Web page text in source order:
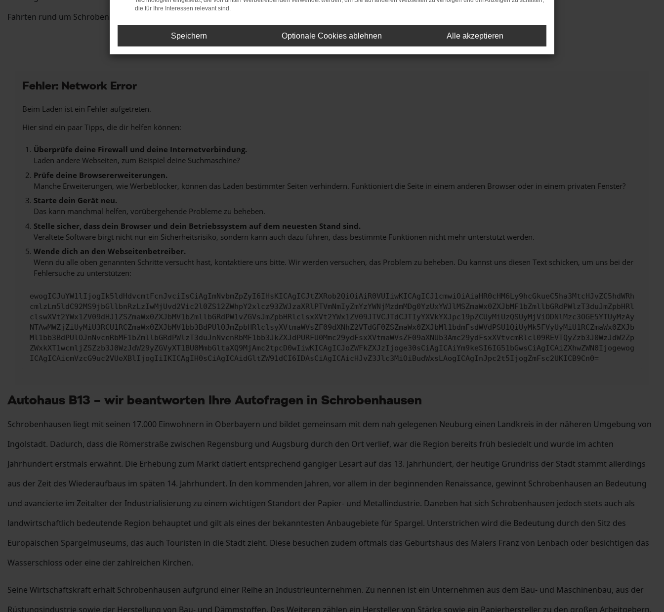
Fahrten rund um Schrobenhausen an einer ganzen Reihe von Extras, Assistenzsystemen und Sicherheitsfunktionen. Lassen Sie sich überzeugen.
Fehler: Network Error
Beim Laden ist ein Fehler aufgetreten.
Hier sind ein paar Tipps, die dir helfen können:
Überprüfe deine Firewall und deine Internetverbindung.
Laden andere Webseiten, zum Beispiel deine Suchmaschine?
Prüfe deine Browsererweiterungen.
Manche Erweiterungen, wie Werbeblocker, können das Laden bestimmter Seiten verhindern. Funktioniert die Seite in einem anderen Browser oder in einem privaten Fenster?
Starte dein Gerät neu.
Das kann manchmal helfen, vorübergehende Probleme zu beheben.
Stelle sicher, dass dein Browser und dein Betriebssystem auf dem neuesten Stand sind.
Veraltete Software birgt nicht nur ein Sicherheitsrisiko, sondern kann auch dazu führen, dass bestimmte Funktionen nicht mehr unterstützt werden.
Wende dich an den Webseitenbetreiber.
Wenn du alle oben genannten Schritte versucht hast, kontaktiere uns bitte. Wir werden versuchen, das Problem zu beheben. Du kannst uns diesen Text schicken, um uns bei der
Fehlersuche zu unterstützen:
ewogICJuYW1lIjogIk5ldHdvcmtFcnJvciIsCiAgImNvbmZpZyI6IHsKICAgICJtZXRob2QiOiAiR0VUIiwKICAgICJ1cmwiOiAiaHR0cHM6Ly9hcGkueC5ha3MtcHJvZC5hdWRh
cmlzLm5ldC92MS9jbGllbnRzLzIwMjUvd2Vic2l0ZS12ZWhpY2xlcz93ZWJzaXRlPTVmNmIyZmYzYWNjMzdmMDg0YzUxYWJlMSZmaWx0ZXJbMF1bZmllbGRdPWlzT3duJmZpbHRl
clswXVt2YWx1ZV09dHJ1ZSZmaWx0ZXJbMV1bZmllbGRdPW1vZGVsJmZpbHRlclsxXVt2YWx1ZV09JTVCJTdCJTIyYXVkYXJpc19pZCUyMiUzQSUyMjViODNlMzc3OGE5YTUyMzAy
NTAwMWZjZiUyMiU3RCU1RCZmaWx0ZXJbMV1bb3BdPUlOJmZpbHRlclsyXVtmaWVsZF09dXNhZ2VTdGF0ZSZmaWx0ZXJbMl1bdmFsdWVdPSU1QiUyMk5FVyUyMiU1RCZmaWx0ZXJb
Ml1bb3BdPUlOJnNvcnRbMF1bZmllbGRdPWlzT3duJnNvcnRbMF1bb3JkZXJdPURFU0Mmc29ydFsxXVtmaWVsZF09aXNUb3Amc29ydFsxXVtvcmRlcl09REVTQyZzb3J0WzJdW2Zp
ZWxkXT1wcmljZSZzb3J0WzJdW29yZGVyXT1BU0MmbGltaXQ9MjAmc2tpcD0wIiwKICAgICJoZWFkZXJzIjoge30sCiAgICAiYm9keSI6IG51bGwsCiAgICAiZXhwZWN0Ijogewog
ICAgICAicmVzcG9uc2VUeXBlIjogIiIKICAgIH0sCiAgICAidGltZW91dCI6IDAsCiAgICAicHJvZ3Jlc3MiOiBudWxsLAogICAgInJpc2t5IjogZmFsc2UKICB9Cn0=
Autohaus B13 – wir beantworten Ihre Autofragen in Schrobenhausen
Schrobenhausen liegt mit seinen 17.000 Einwohnern in Oberbayern und bildet gemeinsam mit dem nah gelegenen Neuburg einen Landkreis in der näheren Umgebung von
Ingolstadt. Dadurch, dass die Römerstraße zwischen Regensburg und Augsburg durch den Ort verlief, war die Region bereits früh besiedelt und wurde im achten
Jahrhundert erstmals erwähnt. Die Erhebung zum Markt datiert entsprechend gängiger Lesart auf das 13. Jahrhundert, der heutige Grundriss der Stadt stammt allerdings
aus der Zeit des Wiederaufbaus im späten 14. Jahrhundert. In den kommenden Jahren, vor allem in der beginnenden Renaissance, gewinnt Schrobenhausen an Bedeutung
und avancierte im Zeitalter der Industrialisierung zu einem wichtigen Standort der Papier- und Metallindustrie. Daneben hat sich Schrobenhausen jedoch stets auch als
landwirtschaftlich bedeutende Region behauptet und gilt als eines der bekanntesten Anbaugebiete für Spargel. Unterstrichen wird die Bedeutung durch den Sitz des
Europäischen Spargelmuseums, das auch Touristen in die Stadt zieht. Diese besuchen zudem oftmals das Geburtshaus des Malers Franz von Lenbach oder besichtigen das
Wasserschloss oder eine der zahlreichen Kirchen.
Seine Wirtschaftskraft erhält Schrobenhausen aufgrund einer Reihe an Industrieunternehmen. Zu nennen ist ein Unternehmen aus dem Bau- und Maschinenbau, aus der
Rüstungsindustrie sowie der Herstellung von Bau- und Dämmstoffen. Des Weiteren zählen ein Hersteller von Stärke sowie ein Papierhersteller zu den großen Arbeitgebern.
die für Ihre Interessen relevant sind.
Speichern Optionale Cookies ablehnen Alle akzeptieren